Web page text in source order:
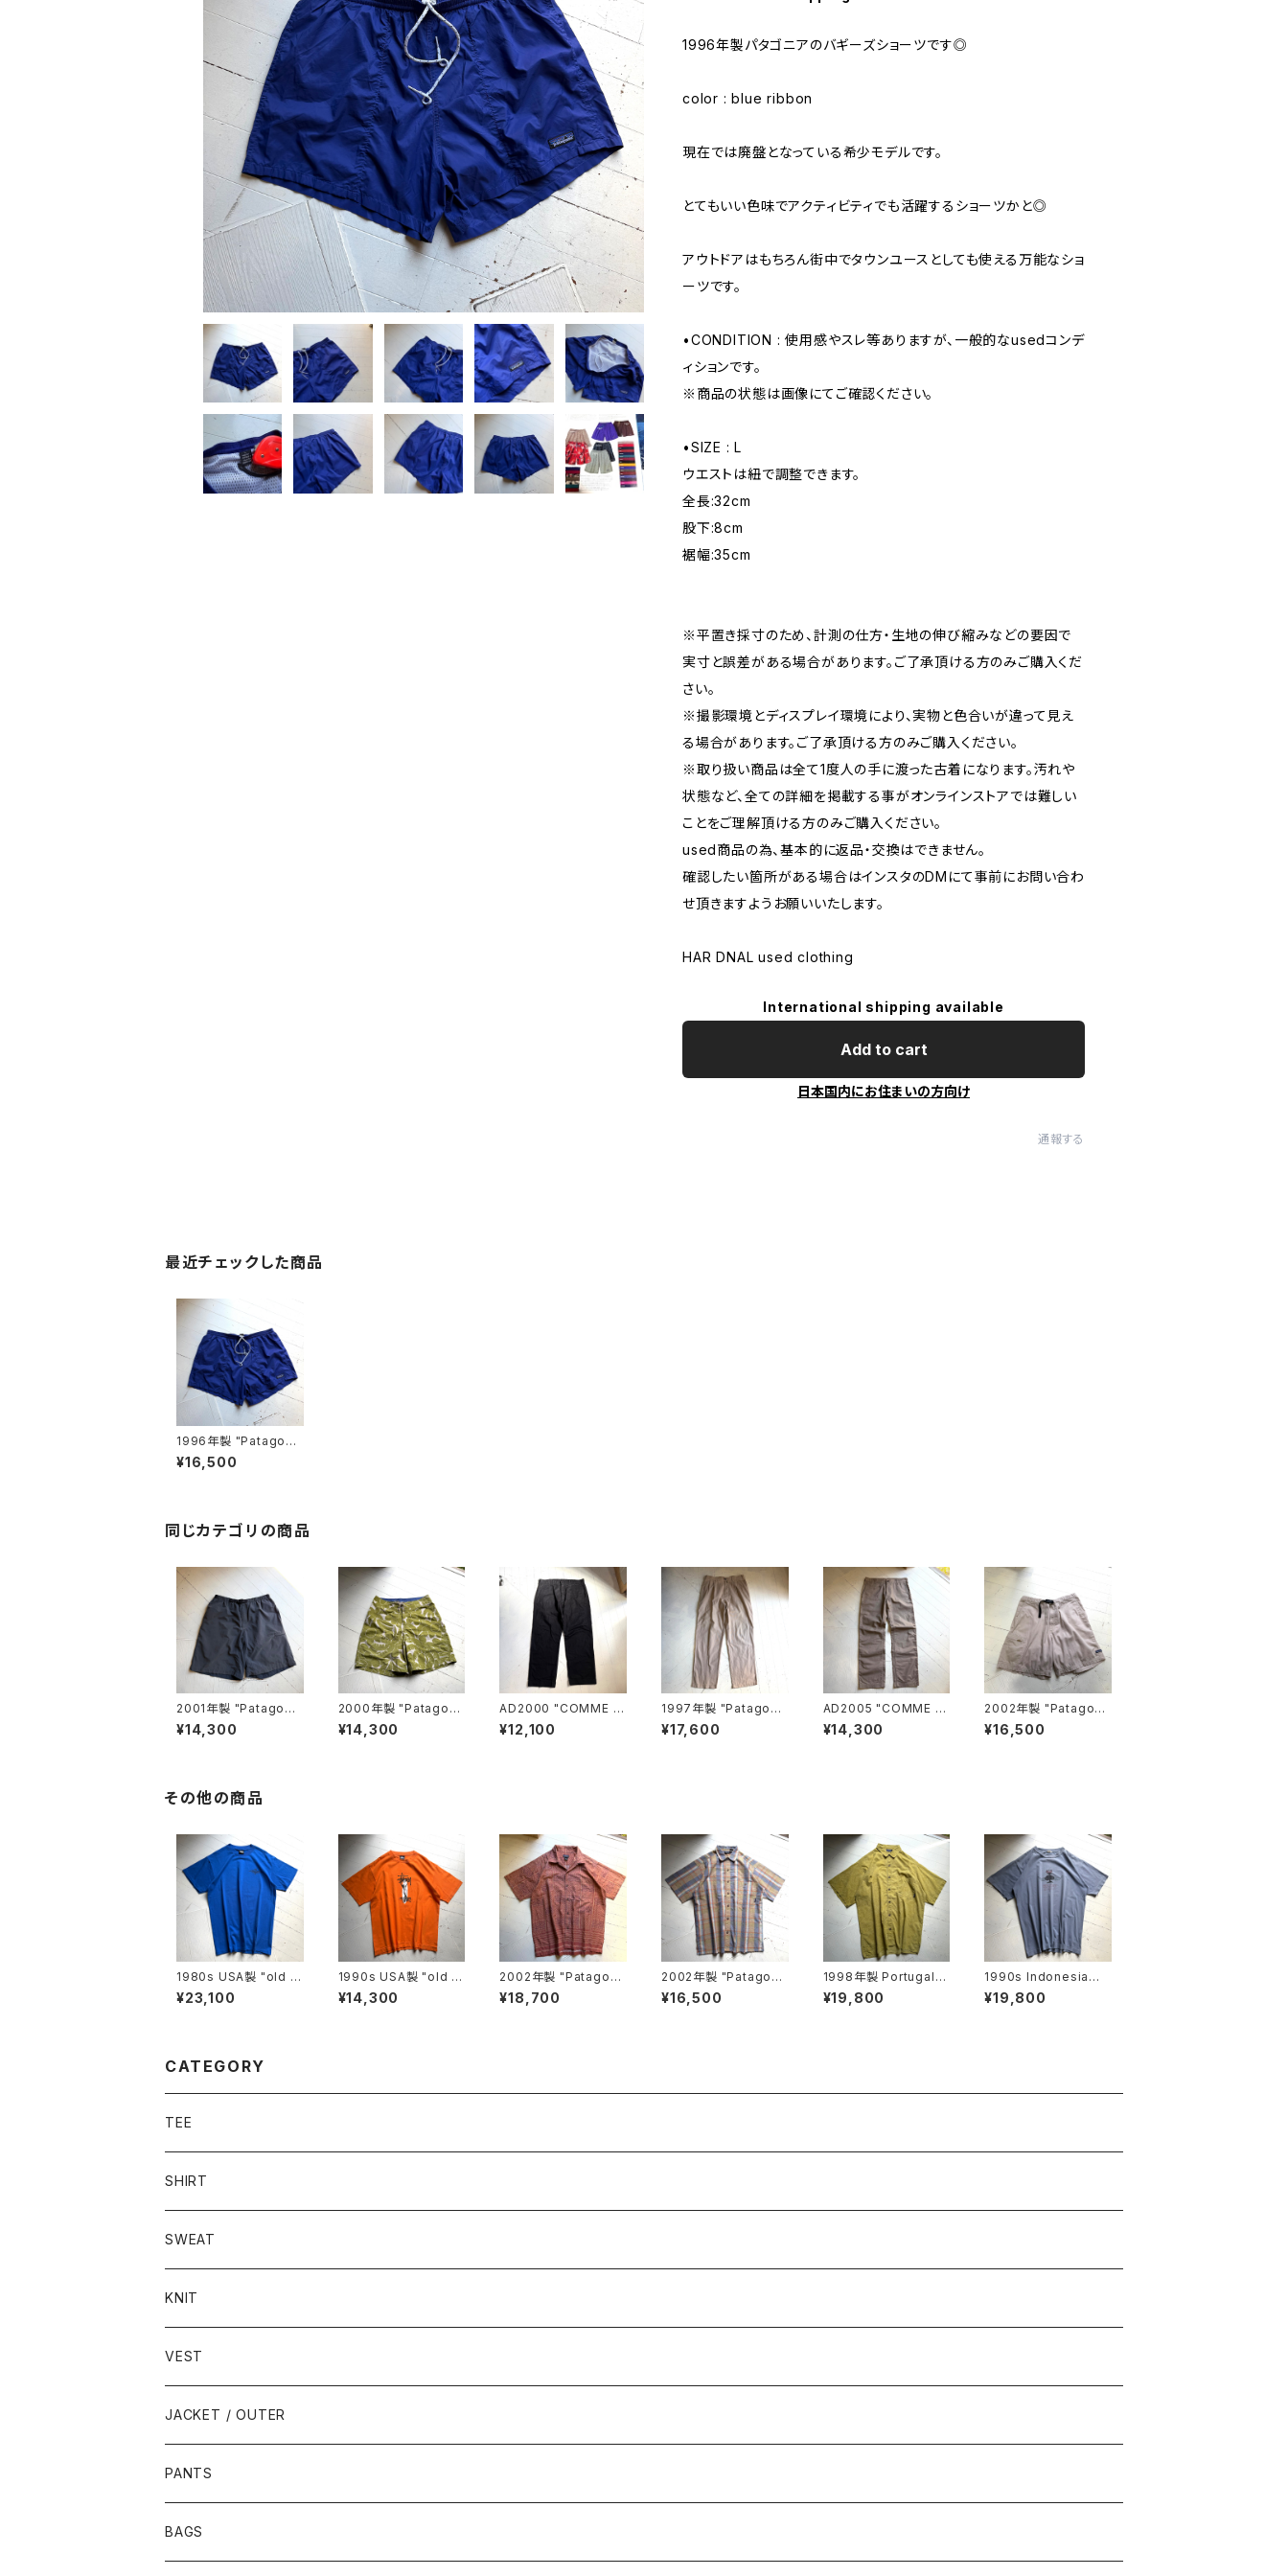
1996年製パタゴニアのバギーズショーツです◎
color : blue ribbon
現在では廃盤となっている希少モデルです。
とてもいい色味でアクティビティでも活躍するショーツかと◎
アウトドアはもちろん街中でタウンユースとしても使える万能なショ
ーツです。
•CONDITION : 使用感やスレ等ありますが、一般的なusedコンデ
ィションです。
※商品の状態は画像にてご確認ください。
•SIZE : L
ウエストは紐で調整できます。
全長:32cm
股下:8cm
裾幅:35cm
※平置き採寸のため、計測の仕方・生地の伸び縮みなどの要因で
実寸と誤差がある場合があります。ご了承頂ける方のみご購入くだ
さい。
※撮影環境とディスプレイ環境により、実物と色合いが違って見え
る場合があります。ご了承頂ける方のみご購入ください。
※取り扱い商品は全て1度人の手に渡った古着になります。汚れや
状態など、全ての詳細を掲載する事がオンラインストアでは難しい
ことをご理解頂ける方のみご購入ください。
used商品の為、基本的に返品・交換はできません。
確認したい箇所がある場合はインスタのDMにて事前にお問い合わ
せ頂きますようお願いいたします。
HAR DNAL used clothing
International shipping available
Add to cart
日本国内にお住まいの方向け
通報する
最近チェックした商品
1996年製 "Patagoni
a" buggies shorts
¥16,500
同じカテゴリの商品
2001年製 "Patagoni
a" GⅡ shorts
¥14,300
2000年製 "Patagoni
a" Pataloha shorts
¥14,300
AD2000 "COMME d
es GARÇONS HOM
ME“ cotton pants
¥12,100
1997年製 "Patagoni
a" A/C pants
¥17,600
AD2005 "COMME d
es GARÇONS HOM
ME“ cotton pants
¥14,300
2002年製 "Patagoni
a" kangri shorts
¥16,500
その他の商品
1980s USA製 "old st
ussy" S/S T-shirt
¥23,100
1990s USA製 "old st
ussy" S/S T-shirt
¥14,300
2002年製 "Patagoni
a" A/C print shirt
¥18,700
2002年製 "Patagoni
a" puckerware shirt
¥16,500
1998年製 Portugal製
"Patagonia" A/C pri
nt shirt
¥19,800
1990s Indonesia製
"old stussy" S/S T-
shirt
¥19,800
CATEGORY
TEE
SHIRT
SWEAT
KNIT
VEST
JACKET / OUTER
PANTS
BAGS